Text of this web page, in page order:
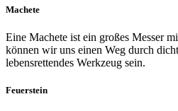
Machete
Eine Machete ist ein großes Messer
können wir uns einen Weg durch
lebensrettendes Werkzeug sein.
Feuerstein